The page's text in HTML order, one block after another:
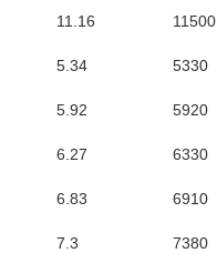
11.16 11500
5.34 5330
5.92 5920
6.27 6330
6.83 6910
7.3 7380